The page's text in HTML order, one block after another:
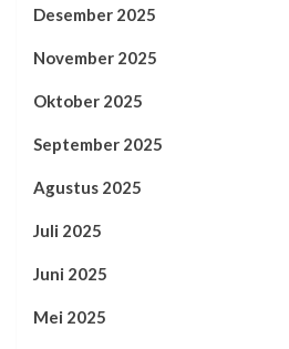
Desember 2025
November 2025
Oktober 2025
September 2025
Agustus 2025
Juli 2025
Juni 2025
Mei 2025